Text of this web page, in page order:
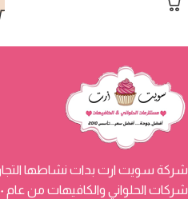
شركة سويت ارت بدات نشاطها